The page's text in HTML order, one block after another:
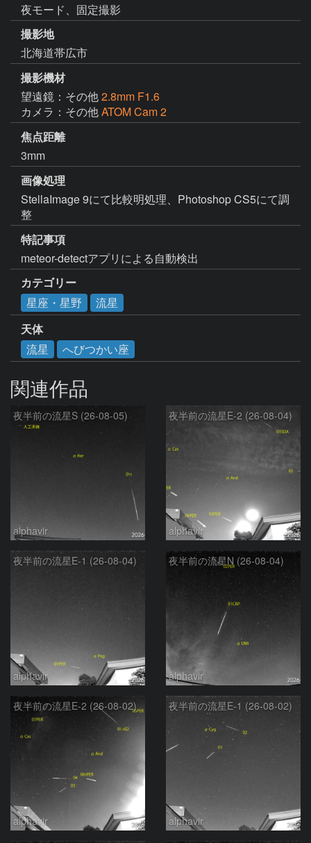
夜モード、固定撮影
撮影地
北海道帯広市
撮影機材
望遠鏡：その他2.8mm F1.6
カメラ：その他ATOM Cam 2
焦点距離
3mm
画像処理
StellaImage 9にて比較明処理、Photoshop CS5にて調
整
特記事項
meteor-detectアプリによる自動検出
カテゴリー
星座・星野
流星
天体
流星
へびつかい座
関連作品
夜半前の流星S (26-08-05)
alphavir
夜半前の流星E-2 (26-08-04)
alphavir
夜半前の流星E-1 (26-08-04)
alphavir
夜半前の流星N (26-08-04)
alphavir
夜半前の流星E-2 (26-08-02)
alphavir
夜半前の流星E-1 (26-08-02)
alphavir